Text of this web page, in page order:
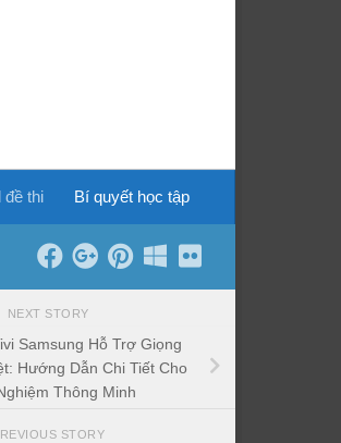
đề thi Bí quyết học tập
NEXT STORY
Samsung Hỗ Trợ Giọng
Hướng Dẫn Chi Tiết Cho
Thông Minh
STORY